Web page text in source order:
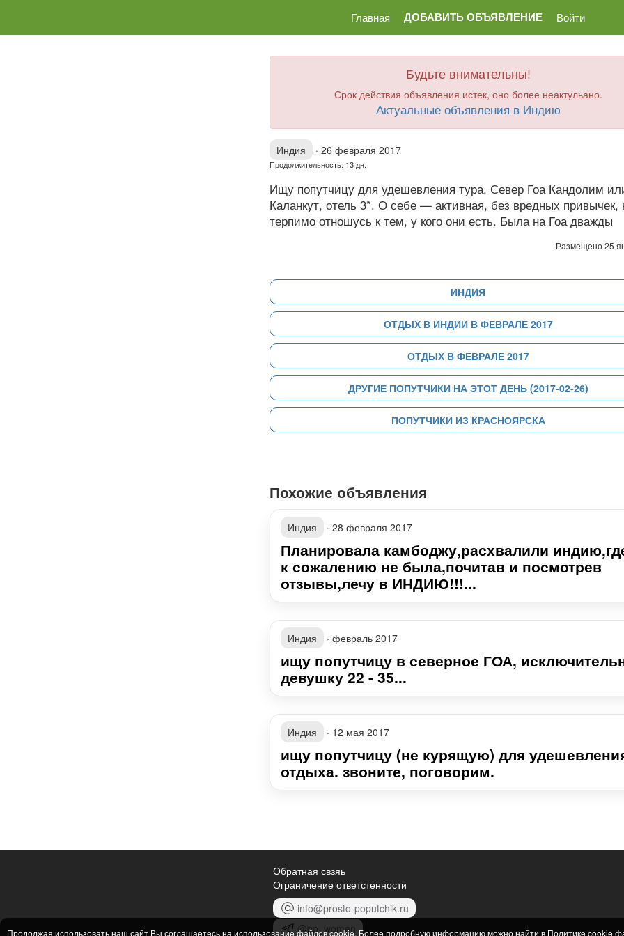
Главная ДОБАВИТЬ ОБЪЯВЛЕНИЕ Войти
Будьте внимательны!
Срок действия объявления истек, оно более неактульано.
Актуальные объявления в Индию
Индия · 26 февраля 2017
Продолжительность: 13 дн.
Ищу попутчицу для удешевления тура. Север Гоа Кандолим
Каланкут, отель 3*. О себе — активная, без вредных привычек,
терпимо отношусь к тем, у кого они есть. Была на Гоа дважды
Размещено 25
ИНДИЯ
ОТДЫХ В ИНДИИ В ФЕВРАЛЕ 2017
ОТДЫХ В ФЕВРАЛЕ 2017
ДРУГИЕ ПОПУТЧИКИ НА ЭТОТ ДЕНЬ (2017-02-26)
ПОПУТЧИКИ ИЗ КРАСНОЯРСКА
Похожие объявления
Индия · 28 февраля 2017
Планировала камбоджу,расхвалили
к сожалению не была,почитав и посмотрев
отзывы,лечу в ИНДИЮ!!!...
Индия · февраль 2017
ищу попутчицу в северное ГОА,
девушку 22 - 35...
Индия · 12 мая 2017
ищу попутчицу (не курящую) для
отдыха. звоните, поговорим.
Обратная свзяь
Ограничение ответстенности
info@prosto-poputchik.ru
@pp_women
Продолжая использовать наш сайт Вы соглашаетесь на использование файлов cookie. Более подробную информацию можно найти в Политике cookie